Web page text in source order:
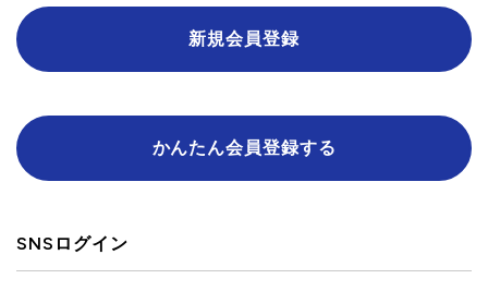
新規会員登録
かんたん会員登録する
SNSログイン